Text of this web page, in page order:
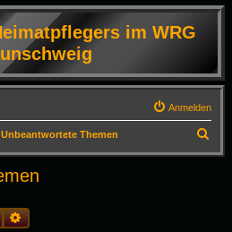
im WRG
Anmelden
Unbeantwortete Themen
u
Erweiterte Suche